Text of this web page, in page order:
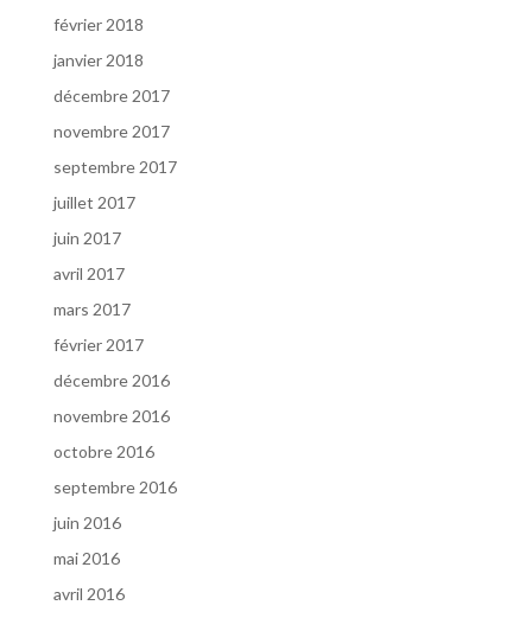
février 2018
janvier 2018
décembre 2017
novembre 2017
septembre 2017
juillet 2017
juin 2017
avril 2017
mars 2017
février 2017
décembre 2016
novembre 2016
octobre 2016
septembre 2016
juin 2016
mai 2016
avril 2016